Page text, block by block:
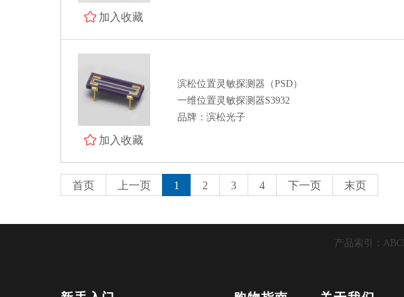
加入收藏
加入收藏
滨松位置灵敏探测器（PSD）
一维位置灵敏探测器S3932
品牌：滨松光子
首页 上一页 1 2 3 4 下一页 末页
产品索引： A BC